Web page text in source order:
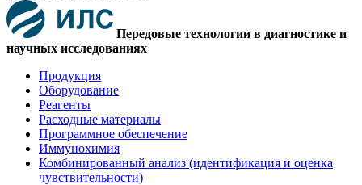
Передовые технологии в диагностике и
научных исследованиях
Продукция
Оборудование
Реагенты
Расходные материалы
Программное обеспечение
Иммунохимия
Комбинированный анализ (идентификация и оценка
чувствительности)